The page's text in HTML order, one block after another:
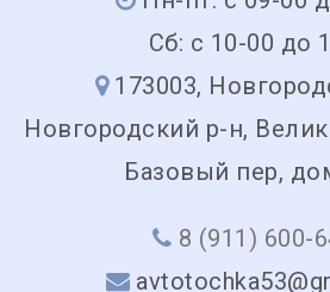
Сб: с 10-00 до
173003,
Новгородский р-н,
Базовый пер,
8 (911) 600-